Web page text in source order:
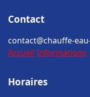
Contact
contact@chauffe-
Accueil Informations
Horaires